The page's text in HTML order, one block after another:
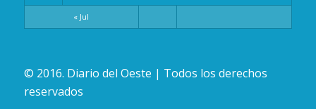
« Jul
© 2016. Diario del Oeste | Todos los derechos
reservados